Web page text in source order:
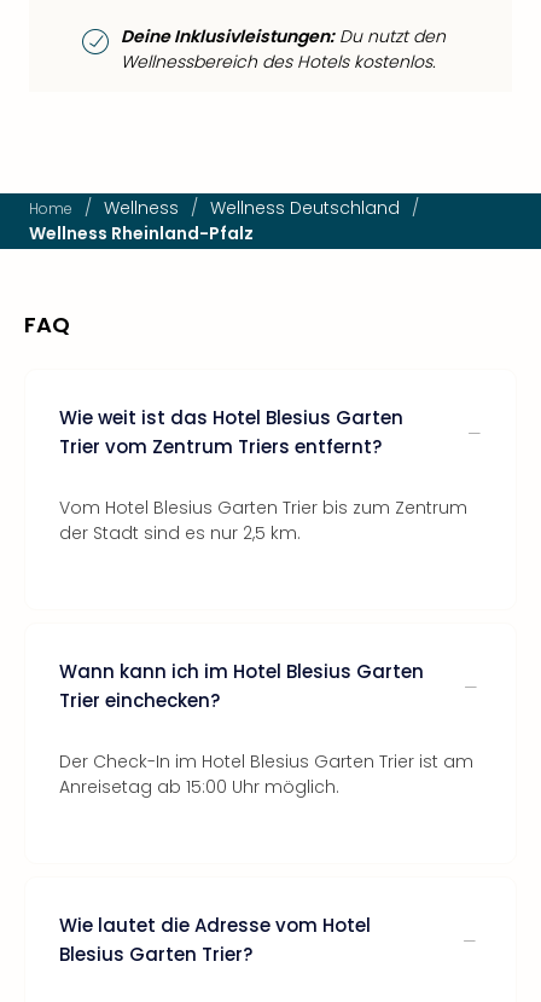
Deine Inklusivleistungen:Du nutzt den
Wellnessbereich des Hotels kostenlos.
Home / Wellness / Wellness Deutschland /
Wellness Rheinland-Pfalz
FAQ
Wie weit ist das Hotel Blesius Garten
Trier vom Zentrum Triers entfernt?
Vom Hotel Blesius Garten Trier bis zum Zentrum
der Stadt sind es nur 2,5 km.
Wann kann ich im Hotel Blesius Garten
Trier einchecken?
Der Check-In im Hotel Blesius Garten Trier ist am
Anreisetag ab 15:00 Uhr möglich.
Wie lautet die Adresse vom Hotel
Blesius Garten Trier?